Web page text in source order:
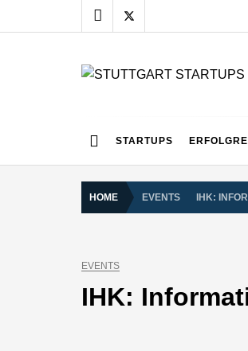
to
STARTUPS
HOME EVENTS IHK:
EVENTS
IHK: